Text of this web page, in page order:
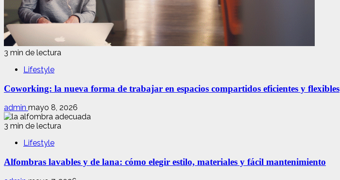
3 min de lectura
Lifestyle
Coworking: la nueva forma de trabajar en espacios compartidos eficientes y flexibles
admin mayo 8, 2026
3 min de lectura
Lifestyle
Alfombras lavables y de lana: cómo elegir estilo, materiales y fácil mantenimiento